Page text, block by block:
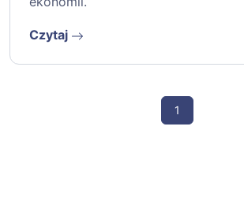
Czytaj
1